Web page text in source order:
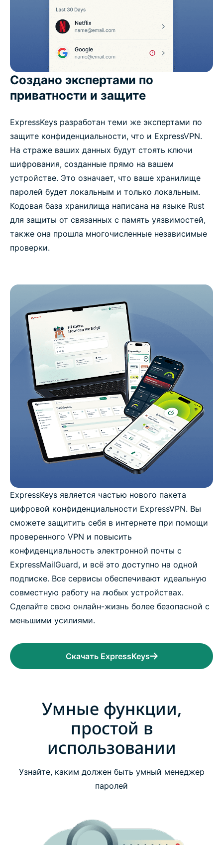
Создано экспертами по
приватности и защите
ExpressKeys разработан теми же экспертами по
защите конфиденциальности, что и ExpressVPN.
На страже ваших данных будут стоять ключи
шифрования, созданные прямо на вашем
устройстве. Это означает, что ваше хранилище
паролей будет локальным и только локальным.
Кодовая база хранилища написана на языке Rust
для защиты от связанных с память уязвимостей,
также она прошла многочисленные независимые
проверки.
ExpressKeys является частью нового пакета
цифровой конфиденциальности ExpressVPN. Вы
сможете защитить себя в интернете при помощи
проверенного VPN и повысить
конфиденциальность электронной почты с
ExpressMailGuard, и всё это доступно на одной
подписке. Все сервисы обеспечивают идеальную
совместную работу на любых устройствах.
Сделайте свою онлайн-жизнь более безопасной с
меньшими усилиями.
Скачать ExpressKeys
Умные функции,
простой в
использовании
Узнайте, каким должен быть умный менеджер
паролей